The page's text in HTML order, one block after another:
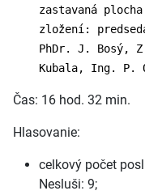
zastavaná
zložení:
PhDr. J. Bosý,
Kubala, Ing. P.
Čas: 16 hod. 32 min.
Hlasovanie:
celkový počet
Nesluši: 9;